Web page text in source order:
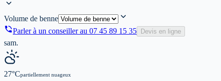
Volume de benne
Parler à un conseiller au 07 45 89 15 35 Devis en ligne
sam.
27°Cpartiellement nuageux